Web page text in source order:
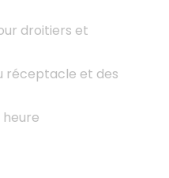
droitiers et
réceptacle et des
heure